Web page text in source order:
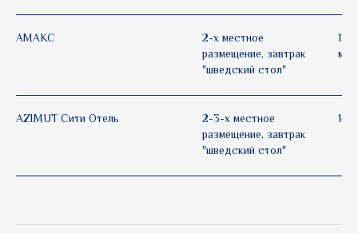
АМАКС
2-х местное
размещение, завтрак
"шведский стол"
13
AZIMUT Сити Отель
2-3-х местное
размещение, завтрак
"шведский стол"
14